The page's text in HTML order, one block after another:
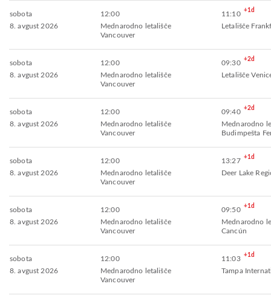
sobota
8. avgust 2026
12:00
Mednarodno letališče
Vancouver
11:10 +1d
Letališče
sobota
8. avgust 2026
12:00
Mednarodno letališče
Vancouver
09:30 +2d
Letališče
sobota
8. avgust 2026
12:00
Mednarodno letališče
Vancouver
09:40 +2d
Mednarodno
Budimpešta
sobota
8. avgust 2026
12:00
Mednarodno letališče
Vancouver
13:27 +1d
Deer Lake
sobota
8. avgust 2026
12:00
Mednarodno letališče
Vancouver
09:50 +1d
Mednarodno
Cancún
sobota
8. avgust 2026
12:00
Mednarodno letališče
Vancouver
11:03 +1d
Tampa